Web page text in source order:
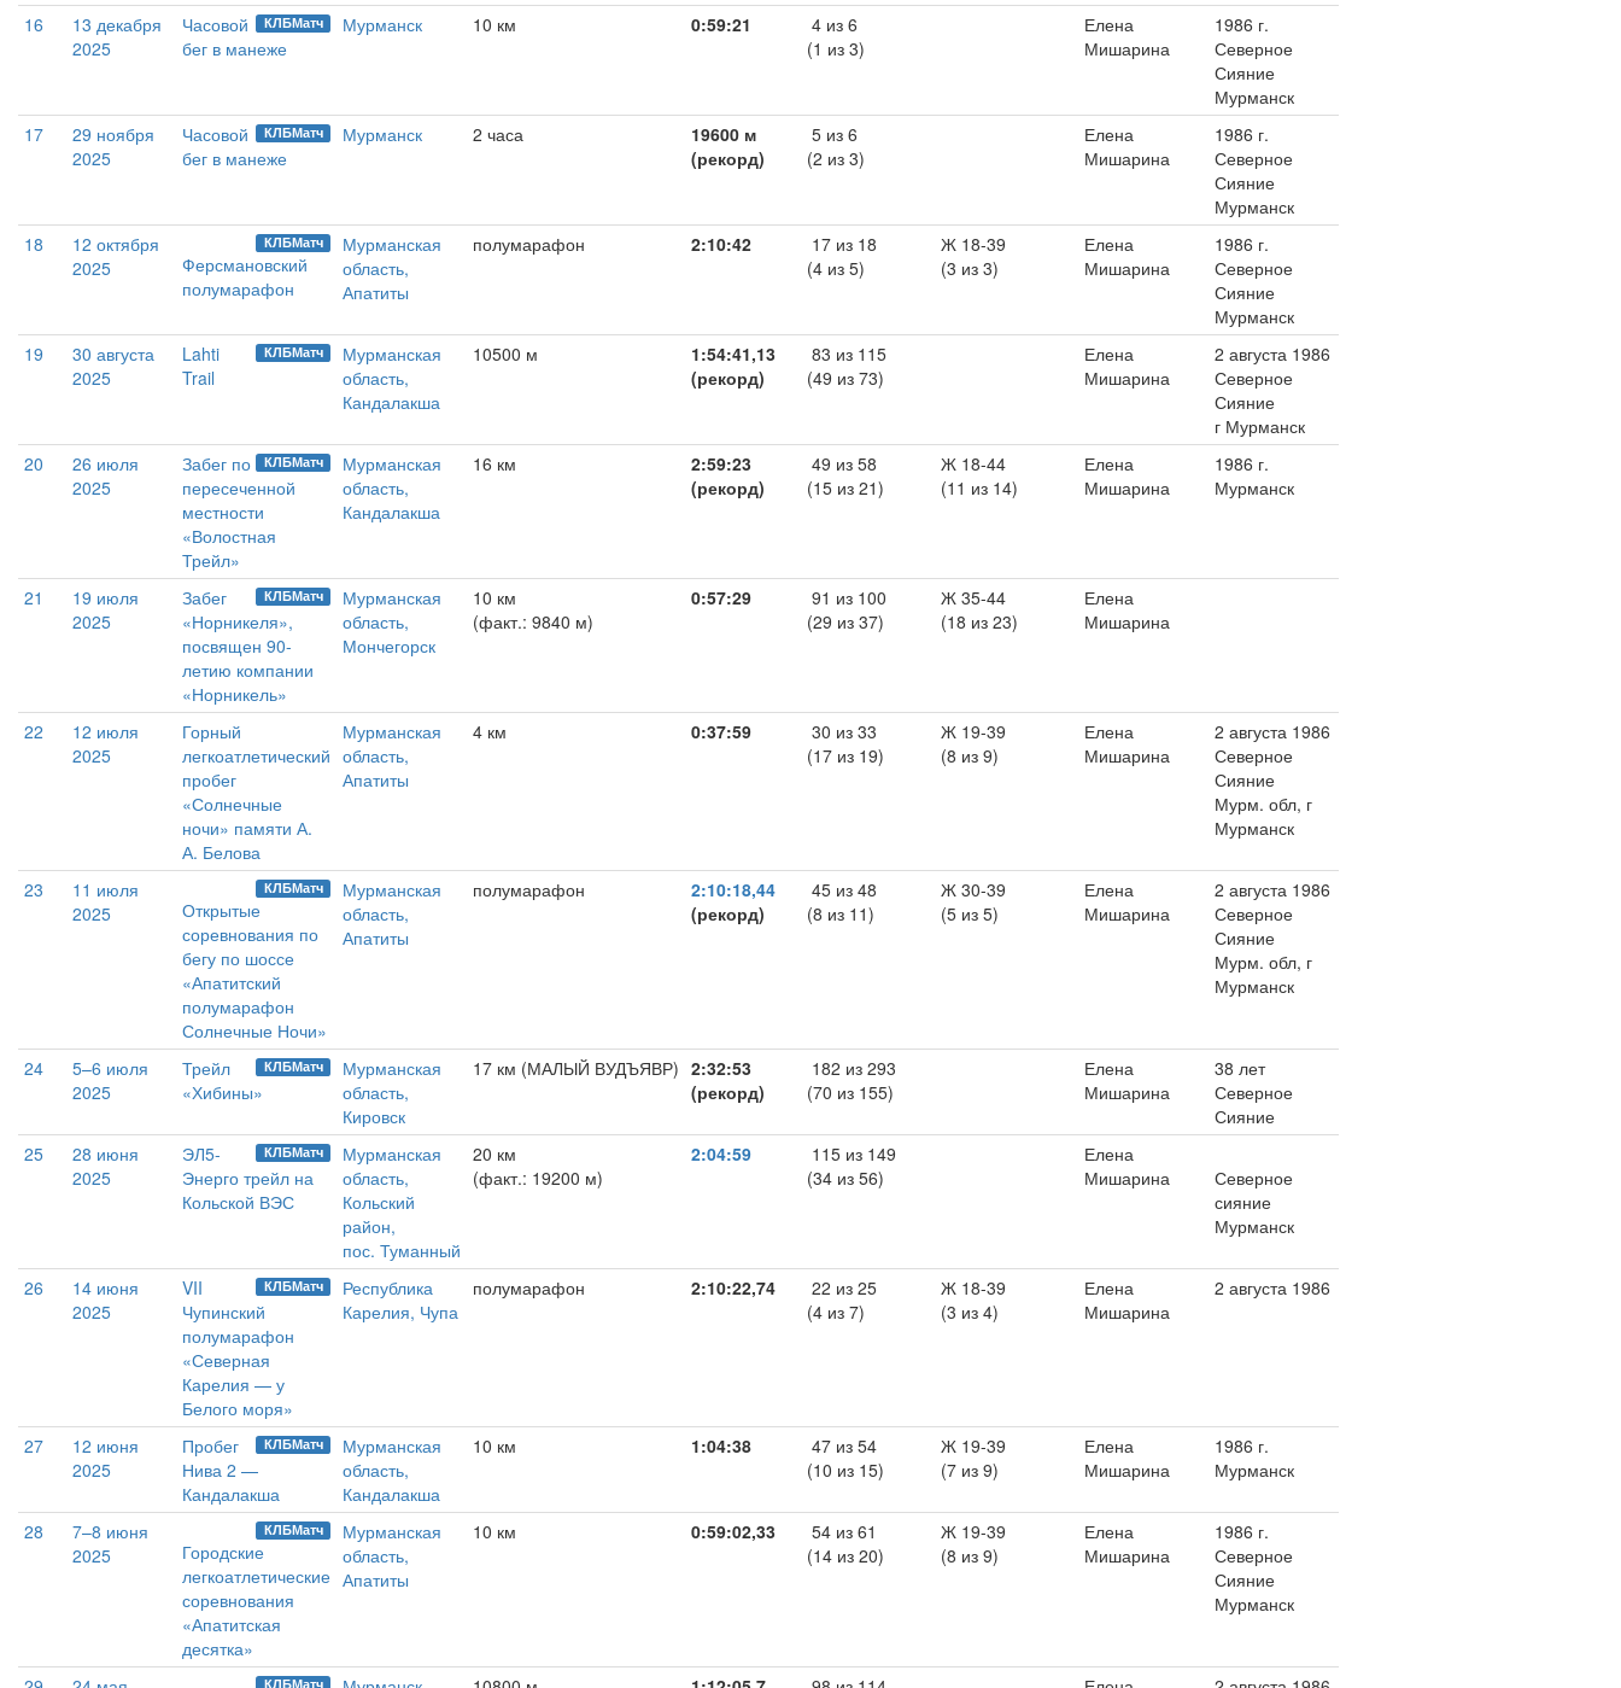
16
13 декабря
2025
КЛБМатч
Часовой
бег в манеже
Мурманск 10 км 0:59:21
4 из 6
(1 из 3)
Елена
Мишарина
1986 г.
Северное
Сияние
Мурманск
17
29 ноября
2025
КЛБМатч
Часовой
бег в манеже
Мурманск 2 часа
19600 м
(рекорд)
5 из 6
(2 из 3)
Елена
Мишарина
1986 г.
Северное
Сияние
Мурманск
18
12 октября
2025
КЛБМатч
Ферсмановский
полумарафон
Мурманская
область,
Апатиты
полумарафон 2:10:42
17 из 18
(4 из 5)
Ж 18-39
(3 из 3)
Елена
Мишарина
1986 г.
Северное
Сияние
Мурманск
19
30 августа
2025
КЛБМатч
Lahti
Trail
Мурманская
область,
Кандалакша
10500 м
1:54:41,13
(рекорд)
83 из 115
(49 из 73)
Елена
Мишарина
2 августа 1986
Северное
Сияние
г Мурманск
20
26 июля
2025
КЛБМатч
Забег по
пересеченной
местности
«Волостная
Трейл»
Мурманская
область,
Кандалакша
16 км
2:59:23
(рекорд)
49 из 58
(15 из 21)
Ж 18-44
(11 из 14)
Елена
Мишарина
1986 г.
Мурманск
21
19 июля
2025
КЛБМатч
Забег
«Норникеля»,
посвящен 90-
летию компании
«Норникель»
Мурманская
область,
Мончегорск
10 км
(факт.: 9840 м)
0:57:29
91 из 100
(29 из 37)
Ж 35-44
(18 из 23)
Елена
Мишарина
22
12 июля
2025
Горный
легкоатлетический
пробег
«Солнечные
ночи» памяти А.
А. Белова
Мурманская
область,
Апатиты
4 км 0:37:59
30 из 33
(17 из 19)
Ж 19-39
(8 из 9)
Елена
Мишарина
2 августа 1986
Северное
Сияние
Мурм. обл, г
Мурманск
23
11 июля
2025
КЛБМатч
Открытые
соревнования по
бегу по шоссе
«Апатитский
полумарафон
Солнечные Ночи»
Мурманская
область,
Апатиты
полумарафон
2:10:18,44
(рекорд)
45 из 48
(8 из 11)
Ж 30-39
(5 из 5)
Елена
Мишарина
2 августа 1986
Северное
Сияние
Мурм. обл, г
Мурманск
24
5–6 июля
2025
КЛБМатч
Трейл
«Хибины»
Мурманская
область,
Кировск
17 км (МАЛЫЙ ВУДЪЯВР) 2:32:53
(рекорд)
182 из 293
(70 из 155)
Елена
Мишарина
38 лет
Северное
Сияние
25
28 июня
2025
КЛБМатч
ЭЛ5-
Энерго трейл на
Кольской ВЭС
Мурманская
область,
Кольский
район,
пос. Туманный
20 км
(факт.: 19200 м)
2:04:59
115 из 149
(34 из 56)
Елена
Мишарина
Северное
сияние
Мурманск
26
14 июня
2025
КЛБМатч
VII
Чупинский
полумарафон
«Северная
Карелия — у
Белого моря»
Республика
Карелия, Чупа
полумарафон 2:10:22,74
22 из 25
(4 из 7)
Ж 18-39
(3 из 4)
Елена
Мишарина
2 августа 1986
27
12 июня
2025
КЛБМатч
Пробег
Нива 2 —
Кандалакша
Мурманская
область,
Кандалакша
10 км 1:04:38
47 из 54
(10 из 15)
Ж 19-39
(7 из 9)
Елена
Мишарина
1986 г.
Мурманск
28
7–8 июня
2025
КЛБМатч
Городские
легкоатлетические
соревнования
«Апатитская
десятка»
Мурманская
область,
Апатиты
10 км 0:59:02,33
54 из 61
(14 из 20)
Ж 19-39
(8 из 9)
Елена
Мишарина
1986 г.
Северное
Сияние
Мурманск
КЛБМатч